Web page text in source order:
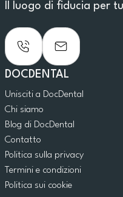
Il luogo di fiducia per
DOCDENTAL
Unisciti a DocDental
Chi siamo
Blog di DocDental
Contatto
Politica sulla privacy
Termini e condizioni
Politica sui cookie